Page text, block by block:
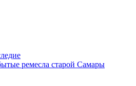
ремесла старой Самары